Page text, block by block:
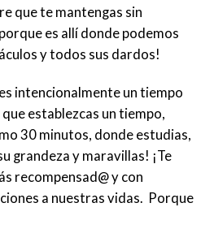
que te mantengas sin
es allí donde podemos
y todos sus dardos!
intencionalmente un tiempo
establezcas un tiempo,
30 minutos, donde estudias,
grandeza y maravillas! ¡Te
recompensad@ y con
a nuestras vidas. Porque